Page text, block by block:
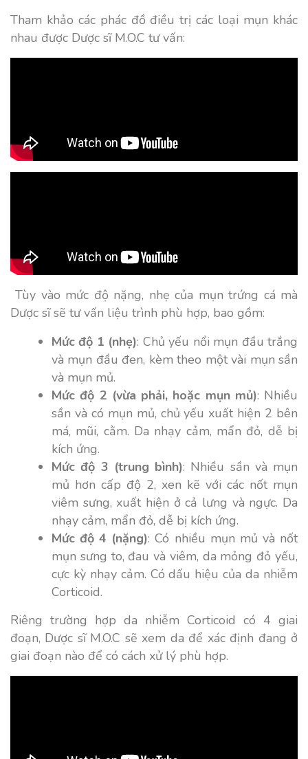
Tham khảo các phác đồ điều trị các loại mụn khác
nhau được Dược sĩ M.O.C tư vấn:
Tùy vào mức độ nặng, nhẹ của mụn trứng cá mà
Dược sĩ sẽ tư vấn liệu trình phù hợp, bao gồm:
Mức độ 1 (nhẹ): Chủ yếu nổi mụn đầu trắng
và mụn đầu đen, kèm theo một vài mụn sần
và mụn mủ.
Mức độ 2 (vừa phải, hoặc mụn mủ): Nhiều
sần và có mụn mủ, chủ yếu xuất hiện 2 bên
má, mũi, cằm. Da nhạy cảm, mẩn đỏ, dễ bị
kích ứng.
Mức độ 3 (trung bình): Nhiều sần và mụn
mủ hơn cấp độ 2, xen kẽ với các nốt mụn
viêm sưng, xuất hiện ở cả lưng và ngực. Da
nhạy cảm, mẩn đỏ, dễ bị kích ứng.
Mức độ 4 (nặng): Có nhiều mụn mủ và nốt
mụn sưng to, đau và viêm, da mỏng đỏ yếu,
cực kỳ nhạy cảm. Có dấu hiệu của da nhiễm
Corticoid.
Riêng trường hợp da nhiễm Corticoid có 4 giai
đoạn, Dược sĩ M.O.C sẽ xem da để xác định đang ở
giai đoạn nào để có cách xử lý phù hợp.